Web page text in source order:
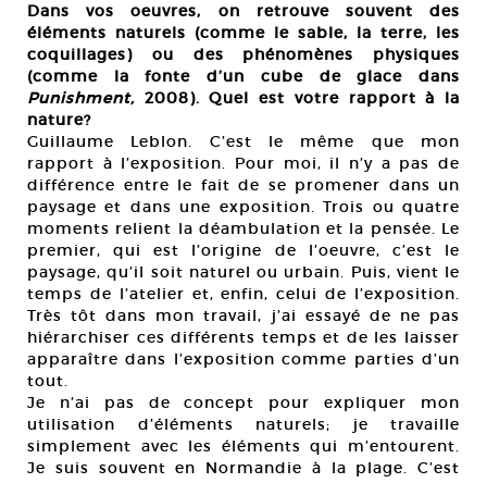
Dans vos oeuvres, on retrouve souvent des
éléments naturels (comme le sable, la terre, les
coquillages) ou des phénomènes physiques
(comme la fonte d’un cube de glace dans
Punishment, 2008). Quel est votre rapport à la
nature?
Guillaume Leblon. C’est le même que mon
rapport à l’exposition. Pour moi, il n’y a pas de
différence entre le fait de se promener dans un
paysage et dans une exposition. Trois ou quatre
moments relient la déambulation et la pensée. Le
premier, qui est l’origine de l’oeuvre, c’est le
paysage, qu’il soit naturel ou urbain. Puis, vient le
temps de l’atelier et, enfin, celui de l’exposition.
Très tôt dans mon travail, j’ai essayé de ne pas
hiérarchiser ces différents temps et de les laisser
apparaître dans l’exposition comme parties d’un
tout.
Je n’ai pas de concept pour expliquer mon
utilisation d’éléments naturels; je travaille
simplement avec les éléments qui m’entourent.
Je suis souvent en Normandie à la plage. C’est